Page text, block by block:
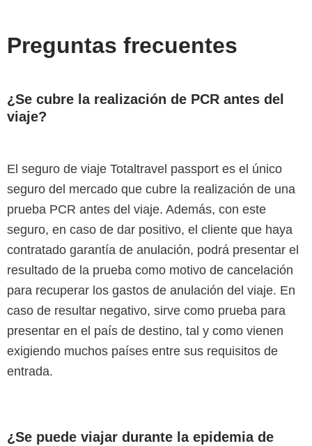
Preguntas frecuentes
¿Se cubre la realización de PCR antes del
viaje?
El seguro de viaje Totaltravel passport es el único
seguro del mercado que cubre la realización de una
prueba PCR antes del viaje. Además, con este
seguro, en caso de dar positivo, el cliente que haya
contratado garantía de anulación, podrá presentar el
resultado de la prueba como motivo de cancelación
para recuperar los gastos de anulación del viaje. En
caso de resultar negativo, sirve como prueba para
presentar en el país de destino, tal y como vienen
exigiendo muchos países entre sus requisitos de
entrada.
¿Se puede viajar durante la epidemia de